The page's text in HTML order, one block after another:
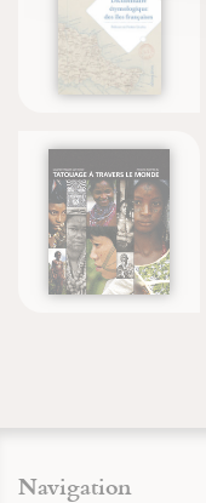
Navigation